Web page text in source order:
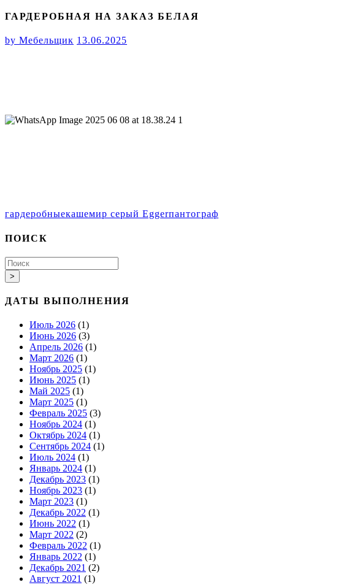
ГАРДЕРОБНАЯ НА ЗАКАЗ БЕЛАЯ
by Мебельщик 13.06.2025
гардеробныекашемир серый Eggerпантограф
ПОИСК
>
ДАТЫ ВЫПОЛНЕНИЯ
Июль 2026 (1)
Июнь 2026 (3)
Апрель 2026 (1)
Март 2026 (1)
Ноябрь 2025 (1)
Июнь 2025 (1)
Май 2025 (1)
Март 2025 (1)
Февраль 2025 (3)
Ноябрь 2024 (1)
Октябрь 2024 (1)
Сентябрь 2024 (1)
Июль 2024 (1)
Январь 2024 (1)
Декабрь 2023 (1)
Ноябрь 2023 (1)
Март 2023 (1)
Декабрь 2022 (1)
Июнь 2022 (1)
Март 2022 (2)
Февраль 2022 (1)
Январь 2022 (1)
Декабрь 2021 (2)
Август 2021 (1)